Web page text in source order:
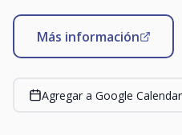
Más información
Agregar a Google Calendar